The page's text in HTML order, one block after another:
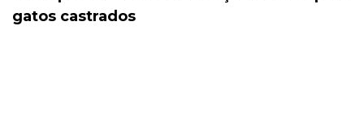
gatos castrados